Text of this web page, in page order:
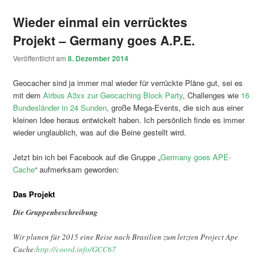
Wieder einmal ein verrücktes
Projekt – Germany goes A.P.E.
Veröffentlicht am8. Dezember 2014
Geocacher sind ja immer mal wieder für verrückte Pläne gut, sei es
mit demAirbus A3xx zur Geocaching Block Party, Challenges wie 16
Bundesländer in 24 Sunden, große Mega-Events, die sich aus einer
kleinen Idee heraus entwickelt haben. Ich persönlich finde es immer
wieder unglaublich, was auf die Beine gestellt wird.
Jetzt bin ich bei Facebook auf die Gruppe „Germany goes APE-
Cache“ aufmerksam geworden:
Das Projekt
Die Gruppenbeschreibung
Wir planen für 2015 eine Reise nach Brasilien zum letzten Project Ape
Cache:http://coord.info/GCC67